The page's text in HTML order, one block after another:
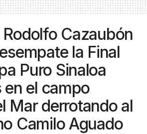
Cazaubón
la Final
Puro Sinaloa
en el campo
Mar derrotando al
Camilo Aguado